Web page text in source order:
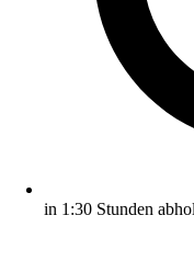
in 1:30 Stunden